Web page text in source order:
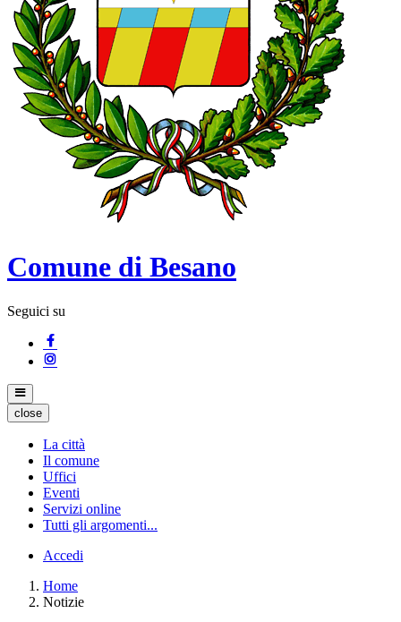
Comune di Besano
Seguici su
close
La città
Il comune
Uffici
Eventi
Servizi online
Tutti gli argomenti...
Accedi
Home
Notizie